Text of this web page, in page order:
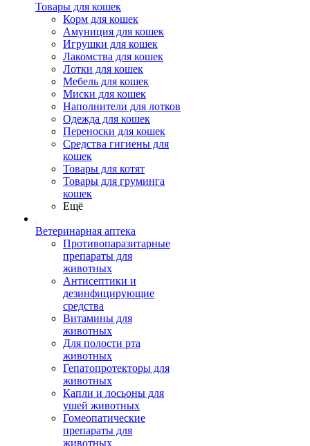
Товары для кошек
Корм для кошек
Амуниция для кошек
Игрушки для кошек
Лакомства для кошек
Лотки для кошек
Мебель для кошек
Миски для кошек
Наполнители для лотков
Одежда для кошек
Переноски для кошек
Средства гигиены для
кошек
Товары для котят
Товары для груминга
кошек
Ещё
Ветеринарная аптека
Противопаразитарные
препараты для
животных
Антисептики и
дезинфицирующие
средства
Витамины для
животных
Для полости рта
животных
Гепатопротекторы для
животных
Капли и лосьоны для
ушей животных
Гомеопатические
препараты для
животных